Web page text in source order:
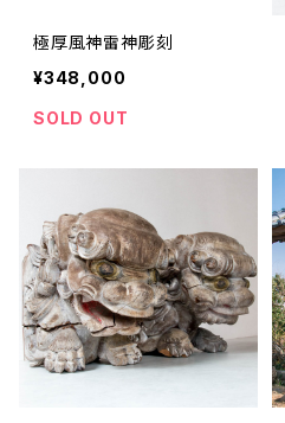
極厚風神雷神彫刻
¥348,000
SOLD OUT